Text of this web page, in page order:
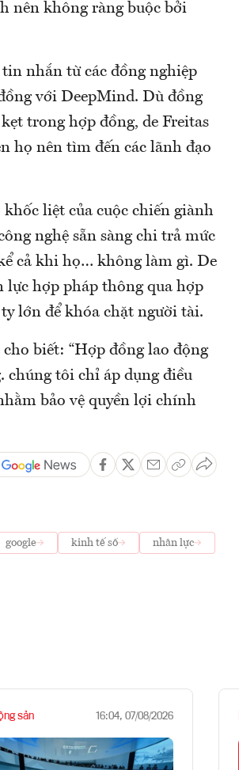
nên không ràng buộc bởi
nhắn từ các đồng nghiệp
với DeepMind. Dù đồng
trong hợp đồng, de Freitas
họ nên tìm đến các lãnh đạo
liệt của cuộc chiến giành
nghệ sẵn sàng chi trả mức
cả khi họ… không làm gì. De
lực hợp pháp thông qua hợp
lớn để khóa chặt người tài.
biết: “Hợp đồng lao động
chúng tôi chỉ áp dụng điều
bảo vệ quyền lợi chính
google kinh tế số
nhân lực
sản 16:04, 07/08/2026